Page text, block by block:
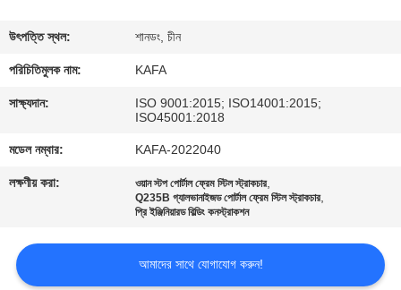
কারখানা
পরিদর্শন
গুণমান
নিয়ন্ত্রণ
আমাদের
সাথে
উৎপত্তি স্থল: শানডং, চীন
পরিচিতিমুলক নাম: KAFA
সাক্ষ্যদান:
ISO 9001:2015; ISO14001:2015;
ISO45001:2018
মডেল নম্বার: KAFA-2022040
লক্ষণীয় করা: ওয়ান স্টপ পোর্টাল ফ্রেম স্টিল স্ট্রাকচার,
Q235B গ্যালভানাইজড পোর্টাল ফ্রেম স্টিল স্ট্রাকচার,
প্রি ইঞ্জিনিয়ারড বিল্ডিং কনস্ট্রাকশন
আমাদের সাথে যোগাযোগ করুন!